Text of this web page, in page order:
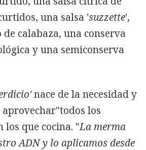
una salsa 'suzzette',
calabaza, una conserva
y una semiconserva
nace de la necesidad y
los
los que cocina. "La merma
ADN y lo aplicamos desde